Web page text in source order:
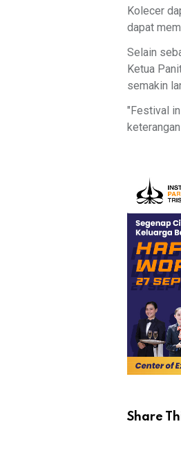
Kolecer
dapat
Selain
Ketua
semakin
"Festival
Share